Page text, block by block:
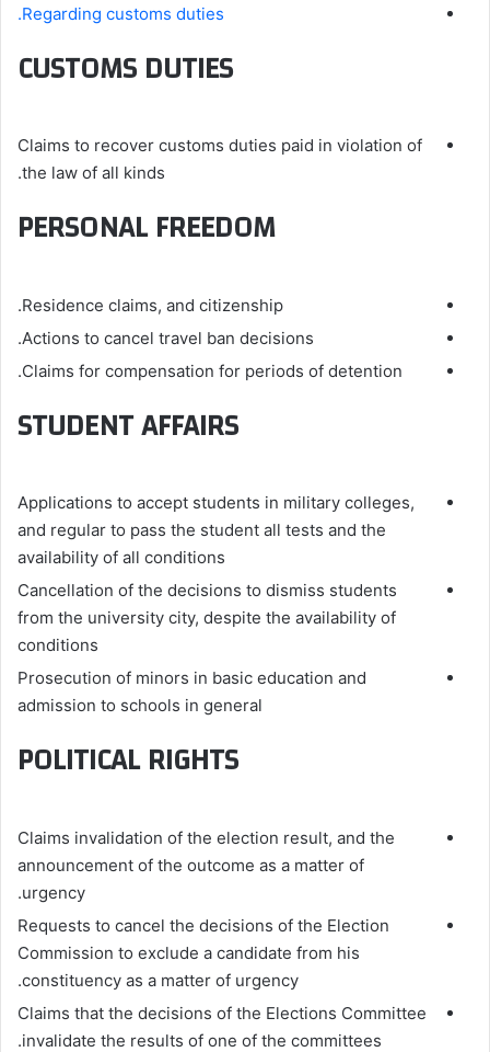
Regarding customs duties.
CUSTOMS DUTIES
Claims to recover customs duties paid in violation of
the law of all kinds.
PERSONAL FREEDOM
Residence claims, and citizenship.
Actions to cancel travel ban decisions.
Claims for compensation for periods of detention.
STUDENT AFFAIRS
Applications to accept students in military colleges,
and regular to pass the student all tests and the
availability of all conditions
Cancellation of the decisions to dismiss students
from the university city, despite the availability of
conditions
Prosecution of minors in basic education and
admission to schools in general
POLITICAL RIGHTS
Claims invalidation of the election result, and the
announcement of the outcome as a matter of
urgency.
Requests to cancel the decisions of the Election
Commission to exclude a candidate from his
constituency as a matter of urgency.
Claims that the decisions of the Elections Committee
invalidate the results of one of the committees.